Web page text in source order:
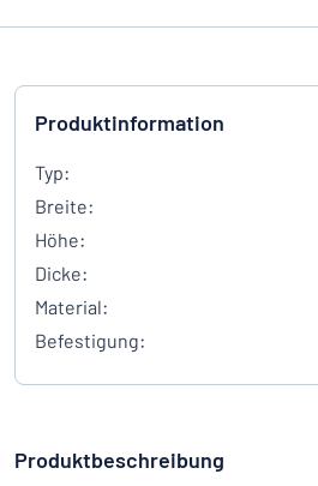
Produktinformation
Typ:
Breite:
Höhe:
Dicke:
Material:
Befestigung:
Produktbeschreibung